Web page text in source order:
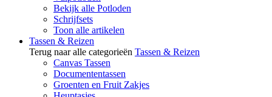
Bekijk alle Potloden
Schrijfsets
Toon alle artikelen
Tassen & Reizen
Terug naar alle categorieën Tassen & Reizen
Canvas Tassen
Documententassen
Groenten en Fruit Zakjes